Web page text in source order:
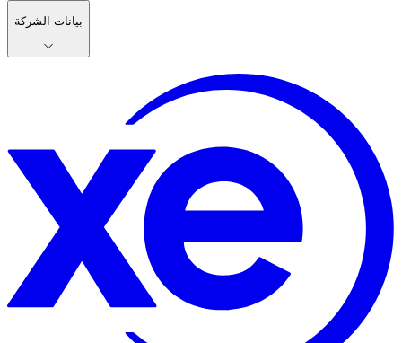
بيانات الشركة